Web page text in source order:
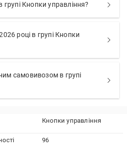
групі Кнопки управління?
році в групі Кнопки
самовивозом в групі
Кнопки управління
96